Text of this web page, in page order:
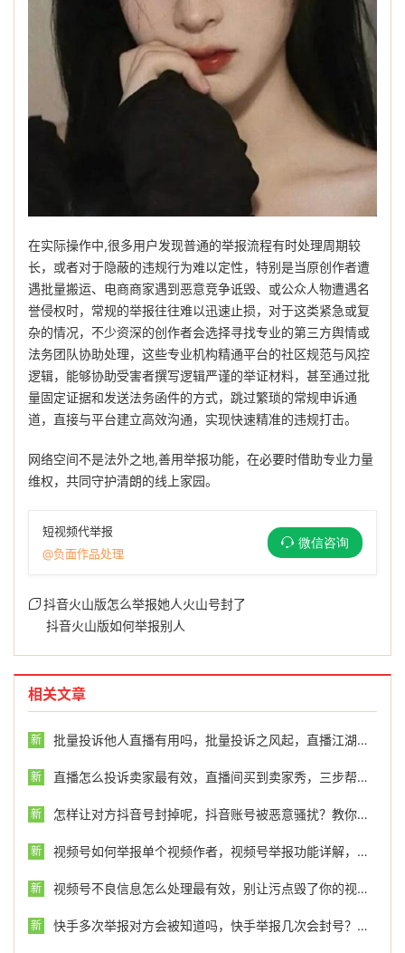
在实际操作中,很多用户发现普通的举报流程有时处理周期较
长，或者对于隐蔽的违规行为难以定性，特别是当原创作者遭
遇批量搬运、电商商家遇到恶意竞争诋毁、或公众人物遭遇名
誉侵权时，常规的举报往往难以迅速止损，对于这类紧急或复
杂的情况，不少资深的创作者会选择寻找专业的第三方舆情或
法务团队协助处理，这些专业机构精通平台的社区规范与风控
逻辑，能够协助受害者撰写逻辑严谨的举证材料，甚至通过批
量固定证据和发送法务函件的方式，跳过繁琐的常规申诉通
道，直接与平台建立高效沟通，实现快速精准的违规打击。
网络空间不是法外之地,善用举报功能，在必要时借助专业力量
维权，共同守护清朗的线上家园。
短视频代举报
@负面作品处理
微信咨询
抖音火山版怎么举报她人火山号封了
抖音火山版如何举报别人
相关文章
新 批量投诉他人直播有用吗，批量投诉之风起，直播江湖的明枪与暗箭
新 直播怎么投诉卖家最有效，直播间买到卖家秀，三步帮你高效维权
新 怎样让对方抖音号封掉呢，抖音账号被恶意骚扰？教你正规维权途径，保护自己远离网络暴力
新 视频号如何举报单个视频作者，视频号举报功能详解，一个按键或许不够，专业团队能帮你走完最后一公里
新 视频号不良信息怎么处理最有效，别让污点毁了你的视频号，高效清除不良信息的行动指南
新 快手多次举报对方会被知道吗，快手举报几次会封号？真相可能和你想的不一样